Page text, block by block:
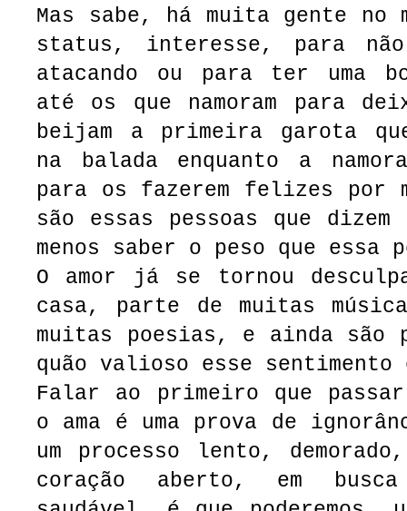
Mas sabe, há muita gente no
status, interesse, para
atacando ou para ter uma
até os que namoram para
beijam a primeira garota
na balada enquanto a
para os fazerem felizes por
são essas pessoas que
menos saber o peso que essa
O amor já se tornou
casa, parte de muitas
muitas poesias, e ainda são
quão valioso esse sentimento
Falar ao primeiro que
o ama é uma prova de
um processo lento,
coração aberto, em